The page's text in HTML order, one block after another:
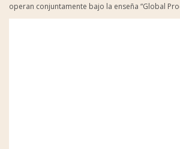
operan conjuntamente bajo la enseña “Global